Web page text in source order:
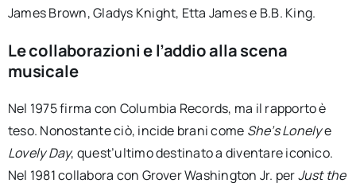
James Brown, Gladys Knight, Etta James e B.B. King.
Le collaborazioni e l’addio alla scena
musicale
Nel 1975 firma con Columbia Records, ma il rapporto è
teso. Nonostante ciò, incide brani come She’s Lonelye
Lovely Day, quest’ultimo destinato a diventare iconico.
Nel 1981 collabora con Grover Washington Jr. perJust the